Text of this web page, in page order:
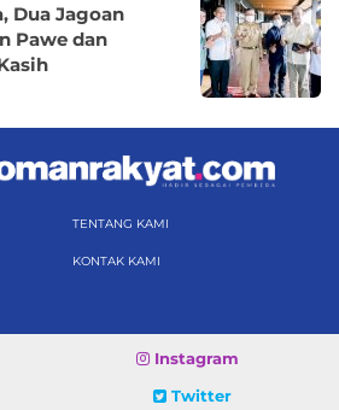
Dua Jagoan
Pawe dan
TENTANG KAMI
KONTAK KAMI
Instagram
Twitter